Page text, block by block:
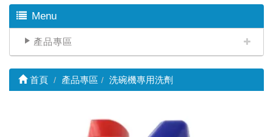
Menu
產品專區
首頁 產品專區 洗碗機專用洗劑